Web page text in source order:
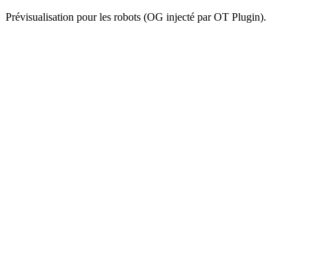
Prévisualisation pour les robots (OG injecté par OT Plugin).